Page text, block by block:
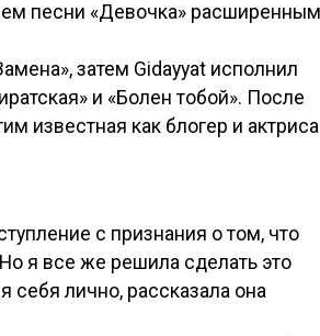
песни «Девочка» расширенным
затем Gidayyat исполнил
и «Болен тобой». После
известная как блогер и
с признания о том, что
я все же решила сделать это
себя лично, рассказала она